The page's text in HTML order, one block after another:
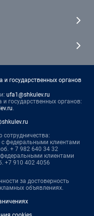
государственных органов
ufa1@shkulev.ru
государственных органов:
.
сотрудничества:
федеральными клиентами
+ 7 982 640 34 32
клиентами
+7 910 402 4056
за достоверность
объявлениях.